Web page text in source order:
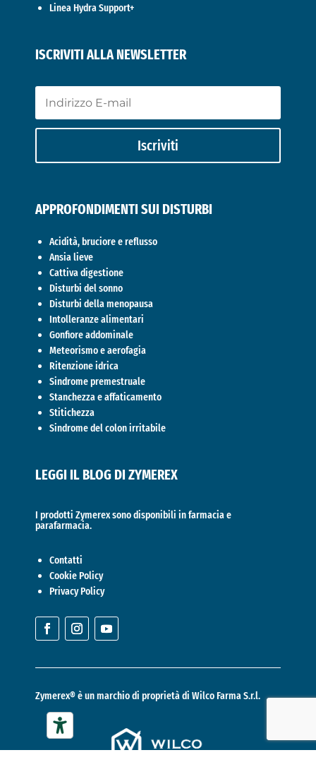
Linea Hydra Support+
ISCRIVITI ALLA NEWSLETTER
Iscriviti
APPROFONDIMENTI SUI DISTURBI
Acidità, bruciore e reflusso
Ansia lieve
Cattiva digestione
Disturbi del sonno
Disturbi della menopausa
Intolleranze alimentari
Gonfiore addominale
Meteorismo e aerofagia
Ritenzione idrica
Sindrome premestruale
Stanchezza e affaticamento
Stitichezza
Sindrome del colon irritabile
LEGGI IL BLOG DI ZYMEREX
I prodotti Zymerex sono disponibili in farmacia e
parafarmacia.
Contatti
Cookie Policy
Privacy Policy
Zymerex® è un marchio di proprietà di Wilco Farma S.r.l.